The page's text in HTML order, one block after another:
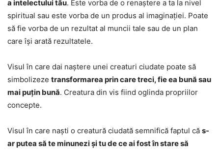
a intelectului tău. Este vorba de o renaștere a ta la nivel
spiritual sau este vorba de un produs al imaginației. Poate
să fie vorba de un rezultat al muncii tale sau de un plan
care își arată rezultatele.
Visul în care dai naștere unei creaturi ciudate poate să
simbolizeze transformarea prin care treci, fie ea bună sau
mai puțin bună. Creatura din vis fiind oglinda propriilor
concepte.
Visul în care naști o creatură ciudată semnifică faptul că s-
ar putea să te minunezi și tu de ce ai fost în stare să